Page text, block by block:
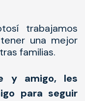
trabajamos
una mejor
familias.
y amigo, les
para seguir